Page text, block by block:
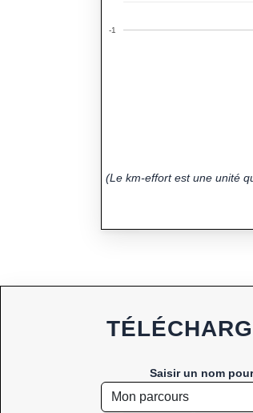
-1
(Le km-effort est une unité
Saisir un nom